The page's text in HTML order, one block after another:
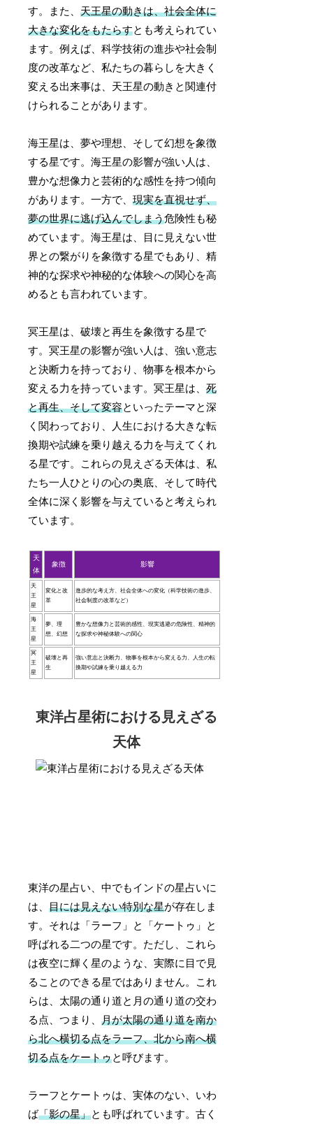
す。また、天王星の動きは、社会全体に
大きな変化をもたらすとも考えられてい
ます。例えば、科学技術の進歩や社会制
度の改革など、私たちの暮らしを大きく
変える出来事は、天王星の動きと関連付
けられることがあります。
海王星は、夢や理想、そして幻想を象徴
する星です。海王星の影響が強い人は、
豊かな想像力と芸術的な感性を持つ傾向
があります。一方で、現実を直視せず、
夢の世界に逃げ込んでしまう危険性も秘
めています。海王星は、目に見えない世
界との繋がりを象徴する星でもあり、精
神的な探求や神秘的な体験への関心を高
めるとも言われています。
冥王星は、破壊と再生を象徴する星で
す。冥王星の影響が強い人は、強い意志
と決断力を持っており、物事を根本から
変える力を持っています。冥王星は、死
と再生、そして変容といったテーマと深
く関わっており、人生における大きな転
換期や試練を乗り越える力を与えてくれ
る星です。これらの見えざる天体は、私
たち一人ひとりの心の奥底、そして時代
全体に深く影響を与えていると考えられ
ています。
天
体
象徴 影響
天
王
星
変化と改
革
進歩的な考え方、社会全体への変化（科学技術の進歩、
社会制度の改革など）
海
王
星
夢、理
想、幻想
豊かな想像力と芸術的感性、現実逃避の危険性、精神的
な探求や神秘体験への関心
冥
王
星
破壊と再
生
強い意志と決断力、物事を根本から変える力、人生の転
換期や試練を乗り越える力
東洋占星術における見えざる
天体
東洋の星占い、中でもインドの星占いに
は、目には見えない特別な星が存在しま
す。それは「ラーフ」と「ケートゥ」と
呼ばれる二つの星です。ただし、これら
は夜空に輝く星のような、実際に目で見
ることのできる星ではありません。これ
らは、太陽の通り道と月の通り道の交わ
る点、つまり、月が太陽の通り道を南か
ら北へ横切る点をラーフ、北から南へ横
切る点をケートゥと呼びます。
ラーフとケートゥは、実体のない、いわ
ば「影の星」とも呼ばれています。古く